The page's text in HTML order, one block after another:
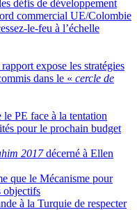
défis de développement
commercial UE/Colombie
le-feu à l’échelle
expose les stratégies
dans le « cercle de
PE face à la tentation
pour le prochain budget
2017décerné à Ellen
que le Mécanisme pour
objectifs
à la Turquie de respecter